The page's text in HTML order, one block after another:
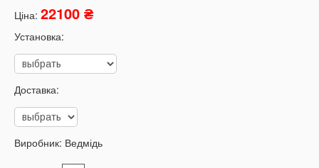
Ціна: 22100 ₴
Установка:
Доставка:
Виробник: Ведмідь